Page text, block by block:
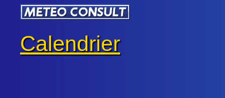
Calendrier